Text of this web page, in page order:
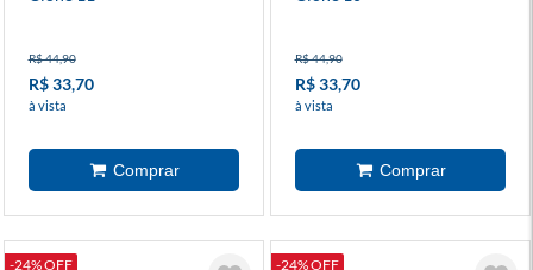
R$ 44,90
R$ 33,70
à vista
R$ 44,90
R$ 33,70
à vista
-24% OFF -24% OFF